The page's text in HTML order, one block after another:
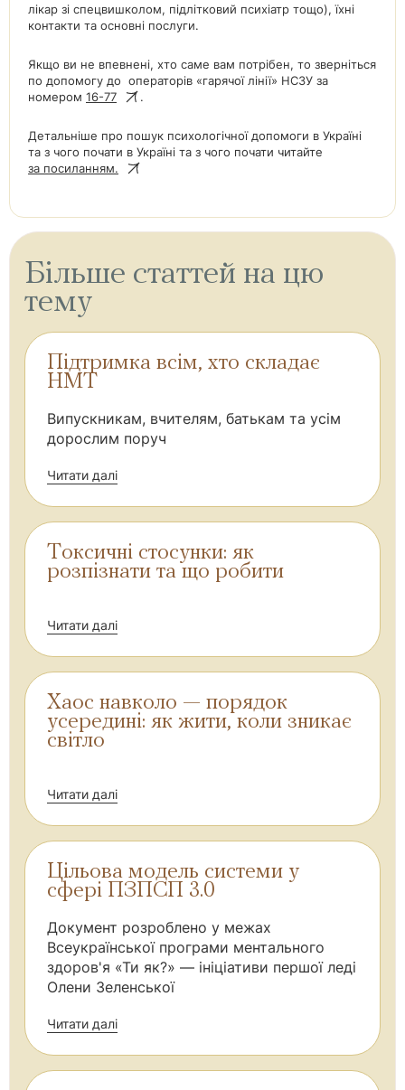
лікар зі спецвишколом, підлітковий психіатр тощо), їхні
контакти та основні послуги.
Якщо ви не впевнені, хто саме вам потрібен, то зверніться
по допомогу до операторів «гарячої лінії» НСЗУ за
номером 16-77 .
Детальніше про пошук психологічної допомоги в Україні
та з чого почати в Україні та з чого почати читайте
за посиланням.
Більше статтей на цю
тему
Підтримка всім, хто складає
НМТ
Випускникам, вчителям, батькам та усім
дорослим поруч
Читати далі
Токсичні стосунки: як
розпізнати та що робити
Читати далі
Хаос навколо — порядок
усередині: як жити, коли зникає
світло
Читати далі
Цільова модель системи у
сфері ПЗПСП 3.0
Документ розроблено у межах
Всеукраїнської програми ментального
здоров'я «Ти як?» — ініціативи першої леді
Олени Зеленської
Читати далі